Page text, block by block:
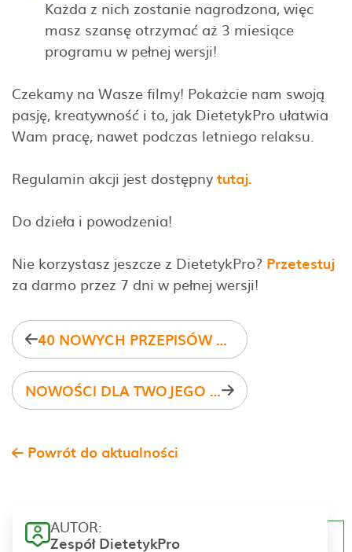
Każda z nich zostanie nagrodzona, więc
masz szansę otrzymać aż 3 miesiące
programu w pełnej wersji!
Czekamy na Wasze filmy! Pokażcie nam swoją
pasję, kreatywność i to, jak DietetykPro ułatwia
Wam pracę, nawet podczas letniego relaksu.
Regulamin akcji jest dostępnytutaj.
Do dzieła i powodzenia!
Nie korzystasz jeszcze z DietetykPro? Przetestuj
za darmo przez 7 dni w pełnej wersji!
40 NOWYCH PRZEPISÓW NA THERMOMIX W DIETETYKPRO
NOWOŚCI DLA TWOJEGO GABINETU DIETETYCZNEGO
Powrót do aktualności
AUTOR:
Zespół DietetykPro